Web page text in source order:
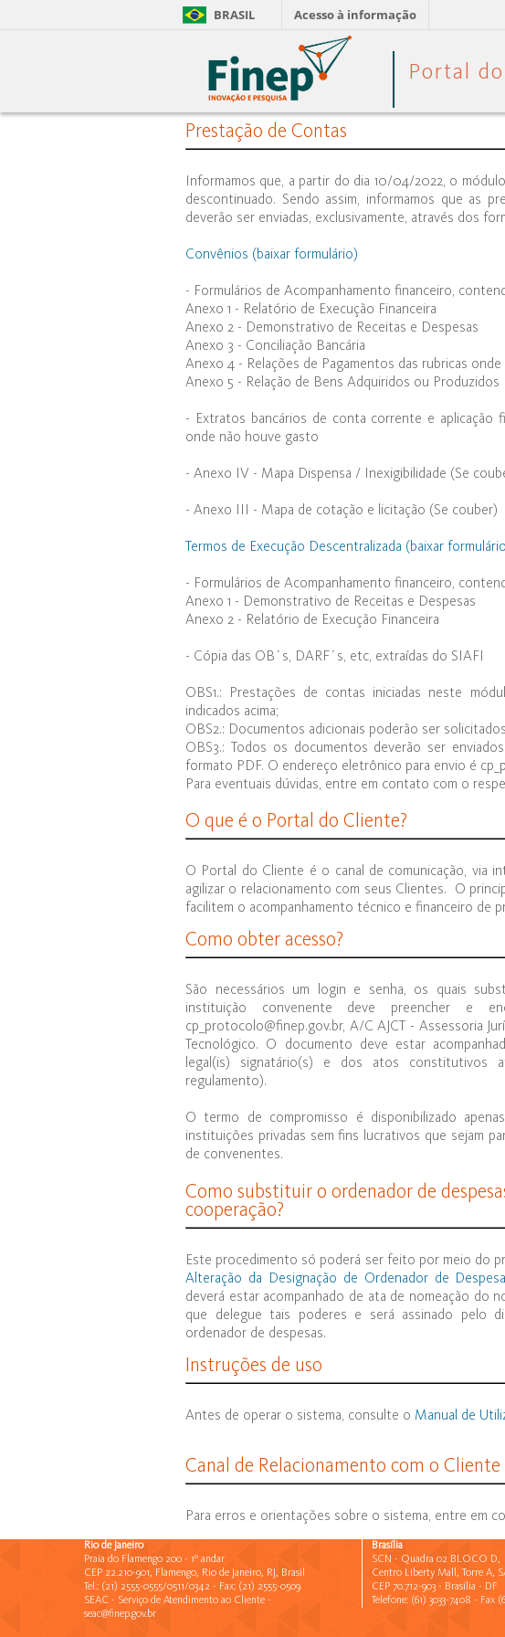
BRASIL Acesso à informação
Prestação de Contas
Informamos que, a partir do dia 10/04/2022, o
descontinuado. Sendo assim, informamos que as
deverão ser enviadas, exclusivamente, através dos
Convênios (baixar formulário)
- Formulários de Acompanhamento financeiro,
Anexo 1 - Relatório de Execução Financeira
Anexo 2 - Demonstrativo de Receitas e Despesas
Anexo 3 - Conciliação Bancária
Anexo 4 - Relações de Pagamentos das rubricas
Anexo 5 - Relação de Bens Adquiridos ou Produzidos
- Extratos bancários de conta corrente e aplicação
onde não houve gasto
- Anexo IV - Mapa Dispensa / Inexigibilidade (Se
- Anexo III - Mapa de cotação e licitação (Se couber)
Termos de Execução Descentralizada (baixar
- Formulários de Acompanhamento financeiro,
Anexo 1 - Demonstrativo de Receitas e Despesas
Anexo 2 - Relatório de Execução Financeira
- Cópia das OB´s, DARF´s, etc, extraídas do SIAFI
OBS1.: Prestações de contas iniciadas neste
indicados acima;
OBS2.: Documentos adicionais poderão ser
OBS3.: Todos os documentos deverão ser
formato PDF. O endereço eletrônico para envio é
Para eventuais dúvidas, entre em contato com o
O que é o Portal do Cliente?
O Portal do Cliente é o canal de comunicação, via
agilizar o relacionamento com seus Clientes. O
facilitem o acompanhamento técnico e financeiro de
Como obter acesso?
São necessários um login e senha, os quais
instituição convenente deve preencher e
cp_protocolo@finep.gov.br, A/C AJCT - Assessoria
Tecnológico. O documento deve estar
legal(is) signatário(s) e dos atos constitutivos
regulamento).
O termo de compromisso é disponibilizado
instituições privadas sem fins lucrativos que sejam
de convenentes.
Como substituir o ordenador de
cooperação?
Este procedimento só poderá ser feito por meio do
Alteração da Designação de Ordenador de
deverá estar acompanhado de ata de nomeação do
que delegue tais poderes e será assinado pelo
ordenador de despesas.
Instruções de uso
Antes de operar o sistema, consulte o Manual de
Canal de Relacionamento com o Cliente
Para erros e orientações sobre o sistema, entre em
IMPORTANTE:O Portal não é compatível com o browser Internet Explorer.
Chrome, Firefox, etc.
Rio de Janeiro
Praia do Flamengo 200 - 1º andar
CEP 22.210-901, Flamengo, Rio de Janeiro, RJ, Brasil
Tel.: (21) 2555-0555/0511/0342 - Fax: (21) 2555-0509
SEAC - Serviço de Atendimento ao Cliente -
seac@finep.gov.br
Brasília
SCN - Quadra 02 BLOCO D,
Centro Liberty Mall, Torre A,
CEP 70.712-903 - Brasília - DF
Telefone: (61) 3033-7408 - Fax